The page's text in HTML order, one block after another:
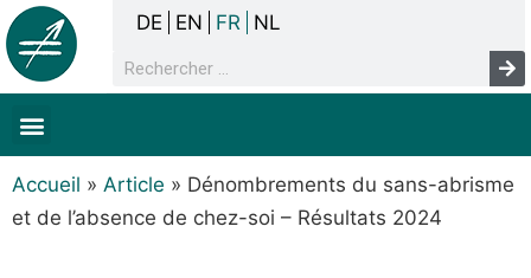
DE EN FR NL
Accueil » Article » Dénombrements du sans-abrisme
et de l’absence de chez-soi – Résultats 2024